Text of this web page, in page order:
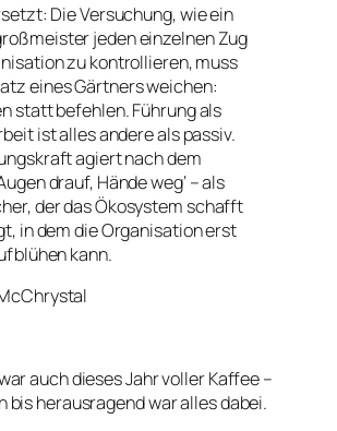
Die Versuchung, wie ein
jeden einzelnen Zug
zu kontrollieren, muss
eines Gärtners weichen:
statt befehlen. Führung als
ist alles andere als passiv.
agiert nach dem
drauf, Hände weg‘ – als
der das Ökosystem schafft
in dem die Organisation erst
kann.
auch dieses Jahr voller Kaffee –
bis herausragend war alles dabei.